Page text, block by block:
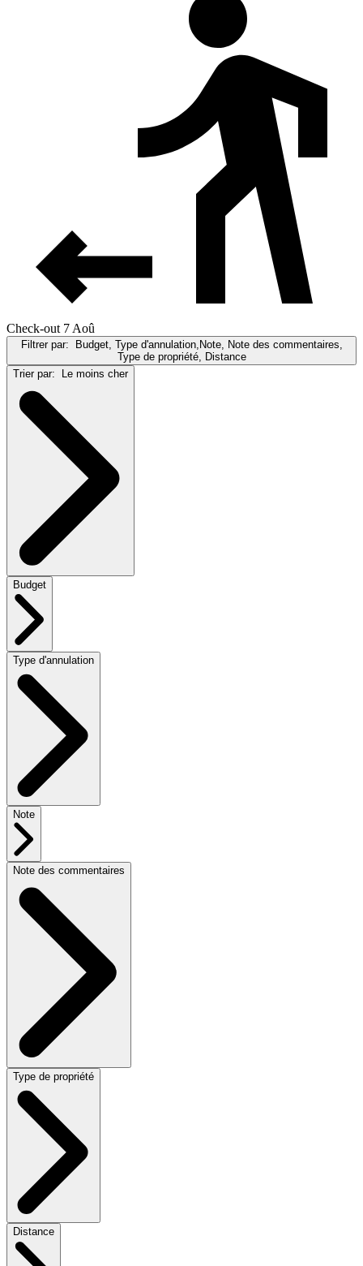
Check-out 7 Aoû
Filtrer par: Budget, Type d'annulation,Note, Note des commentaires,
Type de propriété, Distance
Trier par: Le moins cher
Budget
Type d'annulation
Note
Note des commentaires
Type de propriété
Distance